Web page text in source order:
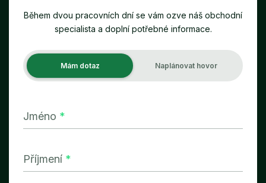
Během dvou pracovních dní se vám ozve náš obchodní
specialista a doplní potřebné informace.
Mám dotaz Naplánovat hovor
Jméno *
Příjmení *